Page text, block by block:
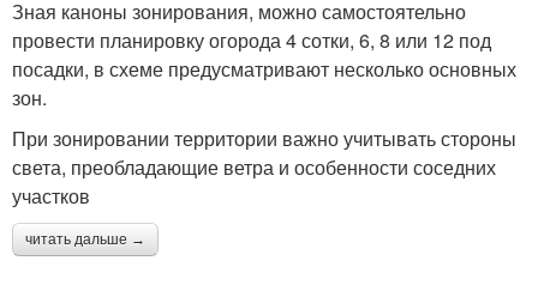
Зная каноны зонирования, можно самостоятельно
провести планировку огорода 4 сотки, 6, 8 или 12 под
посадки, в схеме предусматривают несколько основных
зон.
При зонировании территории важно учитывать стороны
света, преобладающие ветра и особенности соседних
участков
читать дальше →